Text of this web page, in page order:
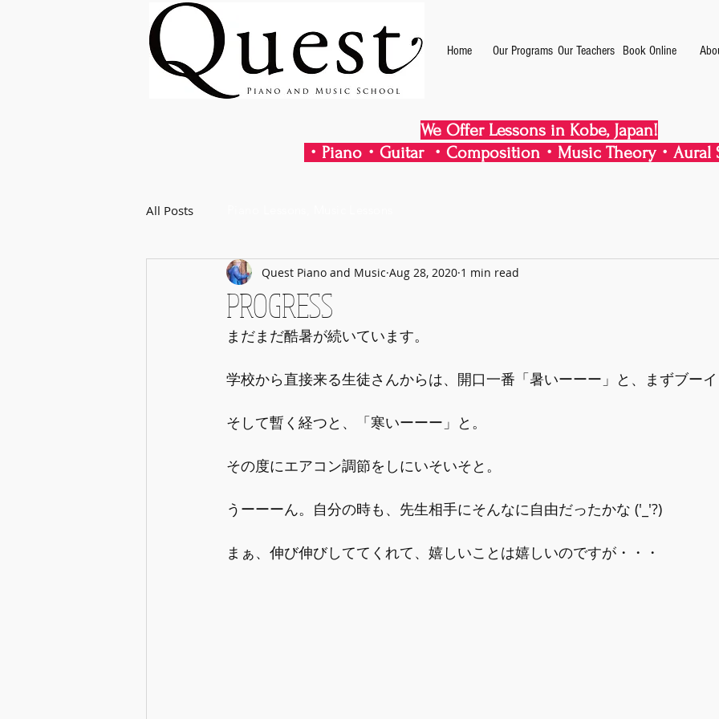
Home Our Programs Our Teachers Book Online
We Offer Lessons in Kobe, Japan!
・Piano・Guitar ・Composition・Music Theory・Aural
All Posts
PROGRESS
Quest Piano and Music Aug 28, 2020 1 min read
まだまだ酷暑が続いています。
学校から直接来る生徒さんからは、開口一番「暑いーーー」と、まずブー
そして暫く経つと、「寒いーーー」と。
その度にエアコン調節をしにいそいそと。
うーーーん。自分の時も、先生相手にそんなに自由だったかな ('_'?)
まぁ、伸び伸びしててくれて、嬉しいことは嬉しいのですが・・・